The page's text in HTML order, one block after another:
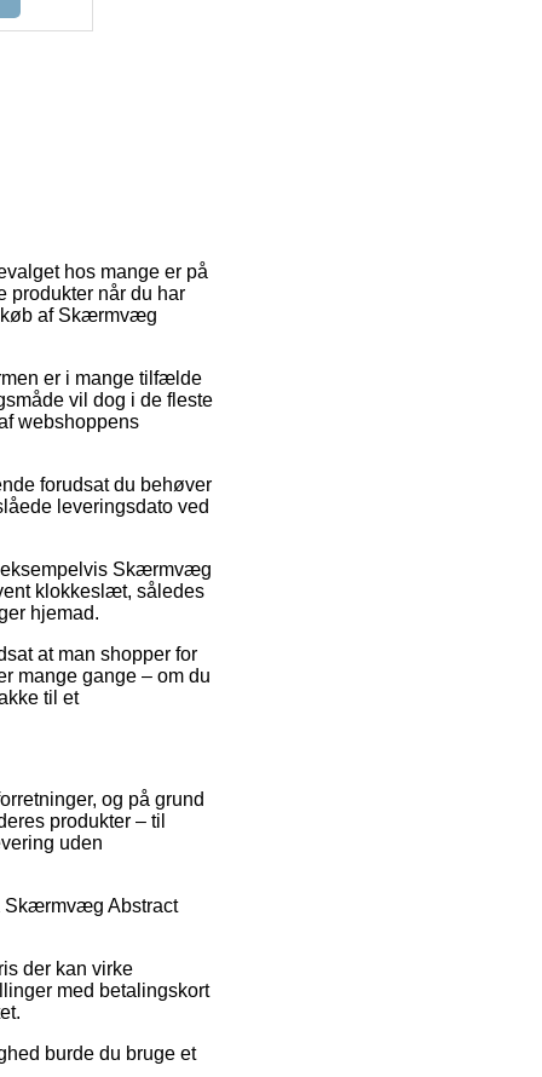
hos mange er på
produkter når du har
køb af Skærmvæg
er i mange tilfælde
vil dog i de fleste
webshoppens
forudsat du behøver
leveringsdato ved
eksempelvis Skærmvæg
klokkeslæt, således
hjemad.
at man shopper for
mange gange – om du
til et
og på grund
produkter – til
uden
Skærmvæg Abstract
der kan virke
med betalingskort
burde du bruge et